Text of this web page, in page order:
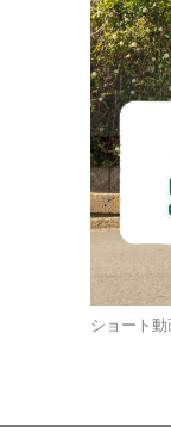
ショート動